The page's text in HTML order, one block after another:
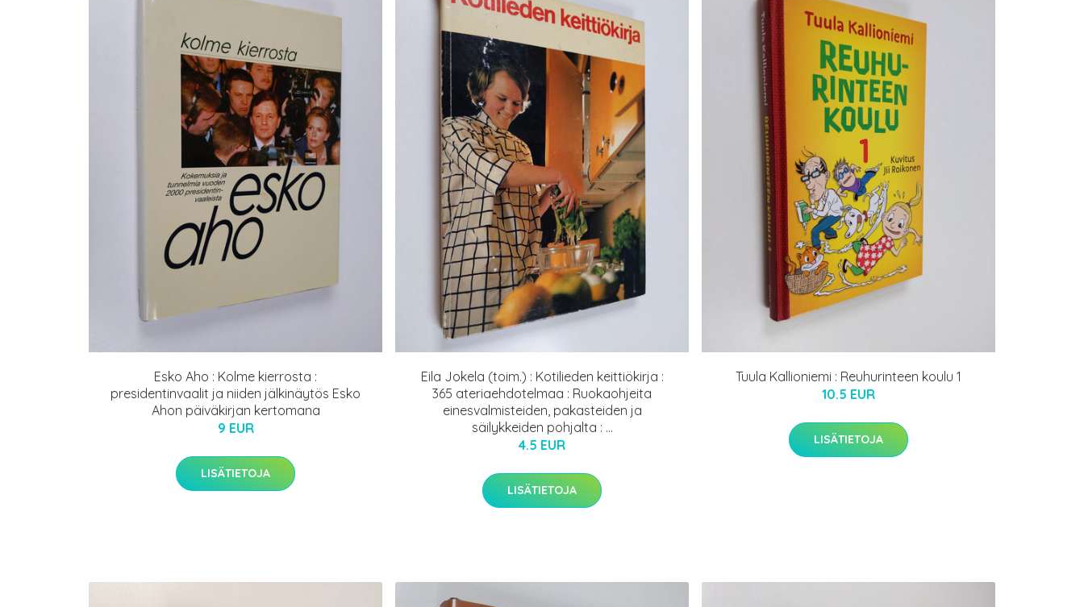
Esko Aho : Kolme kierrosta :
presidentinvaalit ja niiden jälkinäytös Esko
Ahon päiväkirjan kertomana
9 EUR
LISÄTIETOJA
Eila Jokela (toim.) : Kotilieden keittiökirja :
365 ateriaehdotelmaa : Ruokaohjeita
einesvalmisteiden, pakasteiden ja
säilykkeiden pohjalta : ...
4.5 EUR
LISÄTIETOJA
Tuula Kallioniemi : Reuhurinteen koulu 1
10.5 EUR
LISÄTIETOJA